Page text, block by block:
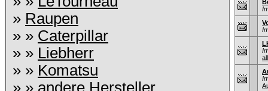
» Raupen
» » Caterpillar
» » Liebherr
» » Komatsu
» » andere Hersteller